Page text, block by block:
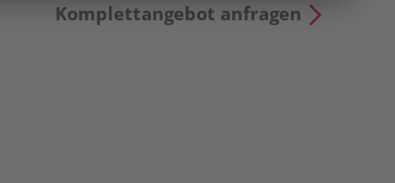
Komplettangebot anfragen